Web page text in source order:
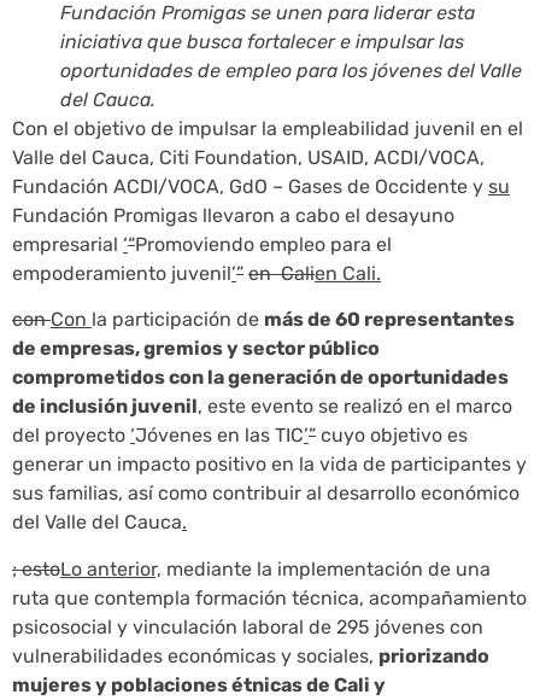
Fundación Promigas se unen para liderar esta
iniciativa que busca fortalecer e impulsar las
oportunidades de empleo para los jóvenes del Valle
del Cauca.
Con el objetivo de impulsar la empleabilidad juvenil en el
Valle del Cauca, Citi Foundation, USAID, ACDI/VOCA,
Fundación ACDI/VOCA, GdO – Gases de Occidente y su
Fundación Promigas llevaron a cabo el desayuno
empresarial ‘“Promoviendo empleo para el
empoderamiento juvenil’” en Calien Cali.
conCon la participación de más de 60 representantes
de empresas, gremios y sector público
comprometidos con la generación de oportunidades
de inclusión juvenil, este evento se realizó en el marco
del proyecto ‘Jóvenes en las TIC’” cuyo objetivo es
generar un impacto positivo en la vida de participantes y
sus familias, así como contribuir al desarrollo económico
del Valle del Cauca.
; estoLo anterior, mediante la implementación de una
ruta que contempla formación técnica, acompañamiento
psicosocial y vinculación laboral de 295 jóvenes con
vulnerabilidades económicas y sociales, priorizando
mujeres y poblaciones étnicas de Cali y